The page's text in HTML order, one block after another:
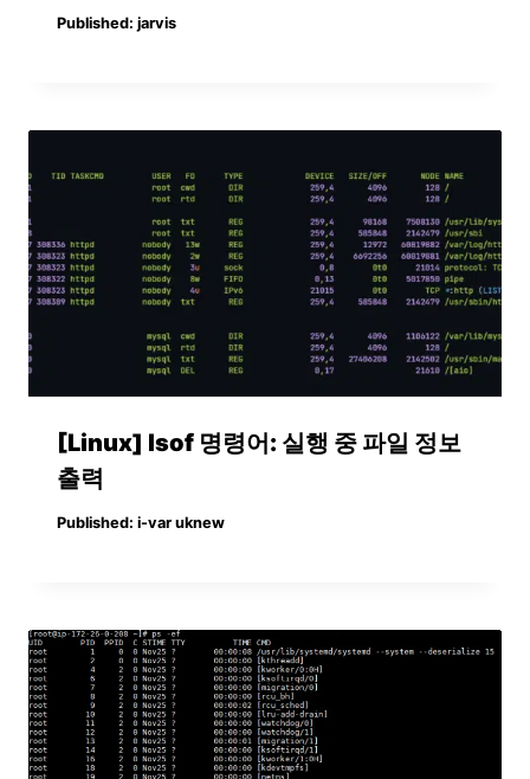
Published: jarvis
[Linux] lsof 명령어: 실행 중 파일 정보
출력
Published: i-var uknew